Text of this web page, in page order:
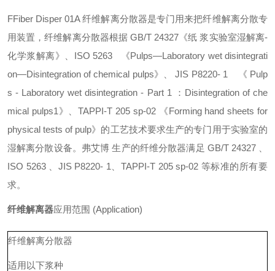
FFiber Disper 01A 纤维解离分散器是专门用来把纤维解离分散专
用装置，纤维解离分散器根据 GB/T 24327《纸 浆实验室湿解离-
化学浆解离》、ISO 5263 《Pulps—Laboratory wet disintegrati
on—Disintegration of chemical pulps》、 JIS P8220- 1 《 Pulp
s - Laboratory wet disintegration - Part 1 ：Disintegration of che
mical pulps1》、TAPPI-T 205 sp-02 《Forming hand sheets for
physical tests of pulp》的工艺技术要求生产的专门用于实验室的
湿解离分散设备。弗艾博 生产的纤维分散器满足 GB/T 24327 、
ISO 5263 、JIS P8220- 1、TAPPI-T 205 sp-02 等标准的所有要
求。
纤维解离器应用范围 (Application)
纤维解离分散器
适用以下浆种